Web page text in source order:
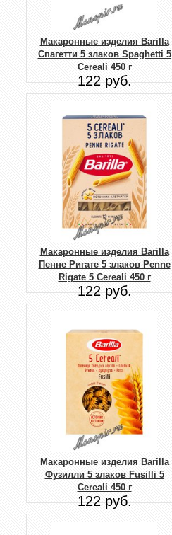
Макаронные изделия Barilla
Спагетти 5 злаков Spaghetti 5
Cereali 450 г
122 руб.
Макаронные изделия Barilla
Пенне Ригате 5 злаков Penne
Rigate 5 Cereali 450 г
122 руб.
Макаронные изделия Barilla
Фузилли 5 злаков Fusilli 5
Cereali 450 г
122 руб.